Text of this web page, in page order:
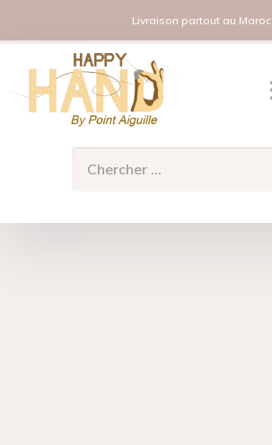
Livraison partout au Maroc